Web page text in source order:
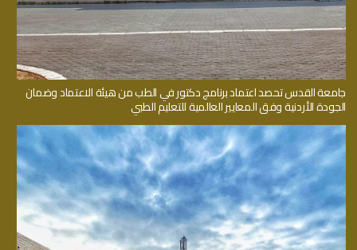
جامعة القدس تحصد اعتماد برنامج دكتور في الطب من هيئة الاعتماد وضمان
الجودة الأردنية وفق المعايير العالمية للتعليم الطبي